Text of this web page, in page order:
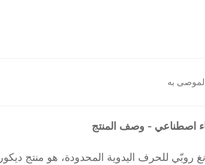
به
روبّي للحرف اليدوية المحدودة، هو منتج